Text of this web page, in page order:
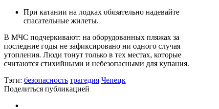
При катании на лодках обязательно надевайте
спасательные жилеты.
В МЧС подчеркивают: на оборудованных пляжах за
последние годы не зафиксировано ни одного случая
утопления. Люди тонут только в тех местах, которые
считаются стихийными и небезопасными для купания.
Тэги: безопасность трагедия Чепецк
Поделиться публикацией